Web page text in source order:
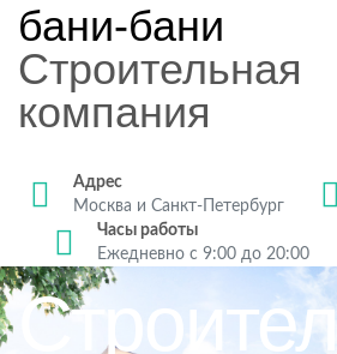
бани-бани
Строительная
компания
Адрес
Москва и Санкт-Петербург
Часы работы
Ежедневно с 9:00 до 20:00